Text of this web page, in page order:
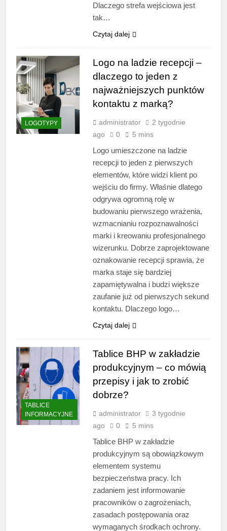
Dlaczego strefa wejściowa jest
tak…
Czytaj dalej
LOGOTYPY
Logo na ladzie recepcji –
dlaczego to jeden z
najważniejszych punktów
kontaktu z marką?
administrator
2 tygodnie
ago
0 5 mins
Logo umieszczone na ladzie
recepcji to jeden z pierwszych
elementów, które widzi klient po
wejściu do firmy. Właśnie dlatego
odgrywa ogromną rolę w
budowaniu pierwszego wrażenia,
wzmacnianiu rozpoznawalności
marki i kreowaniu profesjonalnego
wizerunku. Dobrze zaprojektowane
oznakowanie recepcji sprawia, że
marka staje się bardziej
zapamiętywalna i budzi większe
zaufanie już od pierwszych sekund
kontaktu. Dlaczego logo…
Czytaj dalej
TABLICE
INFORMACYJNE
Tablice BHP w zakładzie
produkcyjnym – co mówią
przepisy i jak to zrobić
dobrze?
administrator
3 tygodnie
ago
0 5 mins
Tablice BHP w zakładzie
produkcyjnym są obowiązkowym
elementem systemu
bezpieczeństwa pracy. Ich
zadaniem jest informowanie
pracowników o zagrożeniach,
zasadach postępowania oraz
wymaganych środkach ochrony.